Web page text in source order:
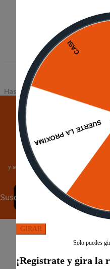
4
Has visto todos los
Suscríbete a
y se el primero en conocer nuestras
Suscribirse
GIRAR
Solo puedes
¡Registrate y gira la